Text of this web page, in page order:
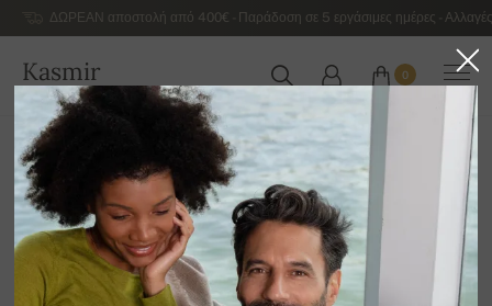
ΔΩΡΕΑΝ αποστολή από 400€ - Παράδοση σε 5 εργάσιμες ημέρες -
Kasmir
ΕΛΛΆΔΑ
0
Αρχική
Γυναικεία κασμιρένια πουλόβερ πολυτελείας
Γυναικεία πουλόβερ από Γιακ